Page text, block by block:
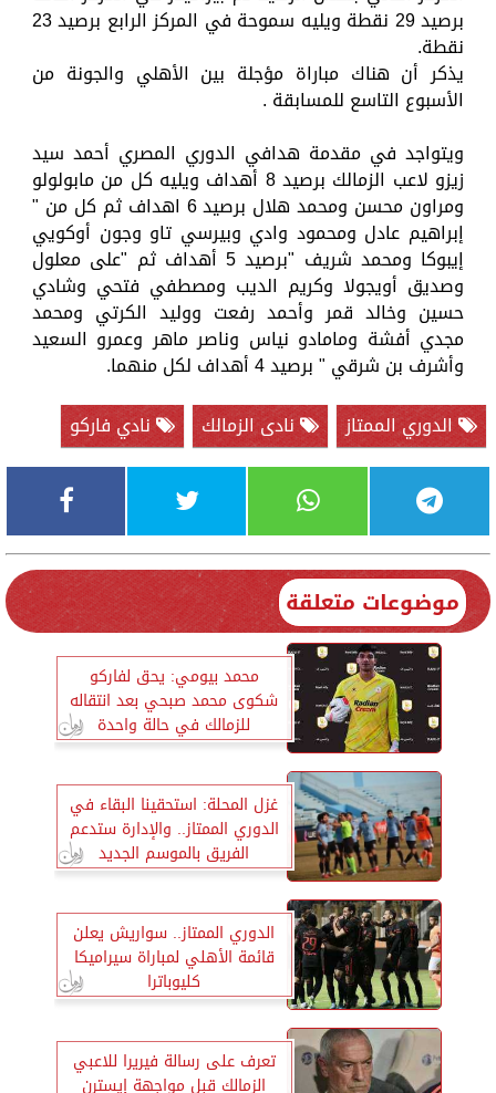
برصيد 29 نقطة ويليه سموحة في المركز الرابع برصيد 23
نقطة.
يذكر أن هناك مباراة مؤجلة بين الأهلي والجونة من
الأسبوع التاسع للمسابقة .
ويتواجد في مقدمة هدافي الدوري المصري أحمد سيد
زيزو لاعب الزمالك برصيد 8 أهداف ويليه كل من مابولولو
ومراون محسن ومحمد هلال برصيد 6 اهداف ثم كل من "
إبراهيم عادل ومحمود وادي وبيرسي تاو وجون أوكويي
إيبوكا ومحمد شريف "برصيد 5 أهداف ثم "على معلول
وصديق أويجولا وكريم الديب ومصطفي فتحي وشادي
حسين وخالد قمر وأحمد رفعت ووليد الكرتي ومحمد
مجدي أفشة ومامادو نياس وناصر ماهر وعمرو السعيد
وأشرف بن شرقي " برصيد 4 أهداف لكل منهما.
الدوري الممتاز
نادى الزمالك نادي فاركو
موضوعات متعلقة
محمد بيومي: يحق لفاركو
شكوى محمد صبحي بعد انتقاله
للزمالك في حالة واحدة
غزل المحلة: استحقينا البقاء في
الدوري الممتاز.. والإدارة ستدعم
الفريق بالموسم الجديد
الدوري الممتاز.. سواريش يعلن
قائمة الأهلي لمباراة سيراميكا
كليوباترا
تعرف على رسالة فيريرا للاعبي
الزمالك قبل مواجهة إيسترن